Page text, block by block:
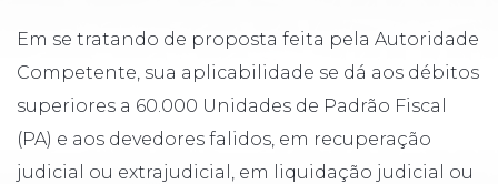
Em se tratando de proposta feita pela Autoridade
Competente, sua aplicabilidade se dá aos débitos
superiores a 60.000 Unidades de Padrão Fiscal
(PA) e aos devedores falidos, em recuperação
judicial ou extrajudicial, em liquidação judicial ou